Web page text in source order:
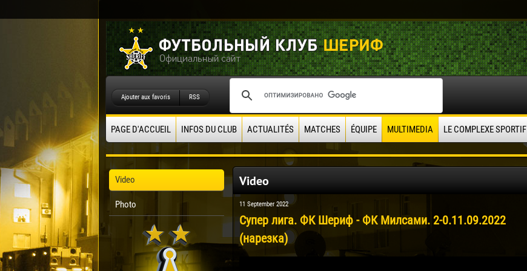
Ajouter aux favoris RSS
PAGE D'ACCUEIL INFOS DU CLUB ACTUALITÉS MATCHES ÉQUIPE MULTIMEDIA LE COMPLEXE SPORTIF
Video
Photo
Video
11 September 2022
Супер лига. ФК Шериф - ФК Милсами. 2-0.11.09.2022
(нарезка)